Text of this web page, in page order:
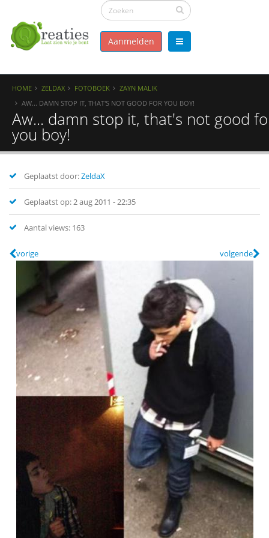
Aanmelden
HOME ZELDAX FOTOBOEK
ZAYN MALIK
AW... DAMN STOP IT, THAT'S NOT GOOD FOR YOU BOY!
Aw... damn stop it, that's not good
you boy!
Geplaatst door:ZeldaX
Geplaatst op: 2 aug 2011 - 22:35
Aantal views: 163
vorige volgende